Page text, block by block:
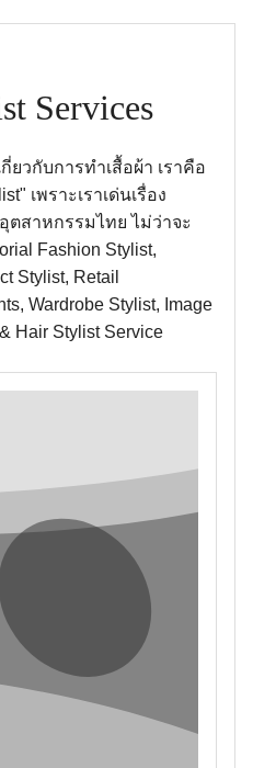
Services
วกับการทำเสื้อผ้า เราคือ
เพราะเราเด่นเรื่อง
สาหกรรมไทย ไม่ว่าจะ
Fashion Stylist,
Stylist, Retail
Wardrobe Stylist, Image
Hair Stylist Service